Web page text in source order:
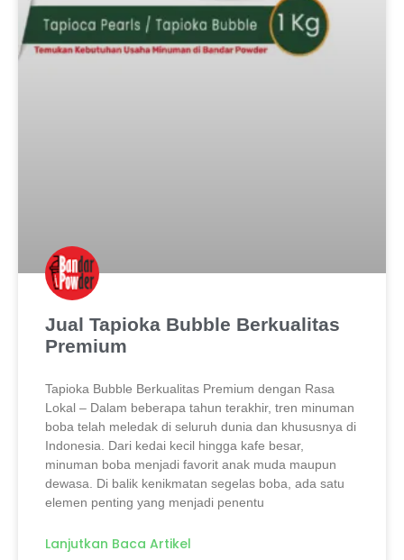
Jual Tapioka Bubble Berkualitas
Premium
Tapioka Bubble Berkualitas Premium dengan Rasa
Lokal – Dalam beberapa tahun terakhir, tren minuman
boba telah meledak di seluruh dunia dan khususnya di
Indonesia. Dari kedai kecil hingga kafe besar,
minuman boba menjadi favorit anak muda maupun
dewasa. Di balik kenikmatan segelas boba, ada satu
elemen penting yang menjadi penentu
Lanjutkan Baca Artikel